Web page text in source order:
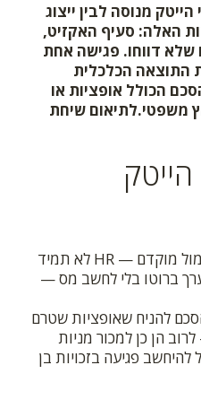
מנוסה לבין ייצוג
האלה: סעיף האקזיט,
שלא דווחו. פגישה אחת
התוצאה הכלכלית
הכולל אופציות או
משפטי.לתיאום שיחת
הייטק
לא לתעד את כל חבילת התגמול מוקדם — HR לא תמיד
ברוטו בלי לחשב מס —
להניח שאופציות שטרם
הן כן למכור מניות
פגיעה בזכויות בן